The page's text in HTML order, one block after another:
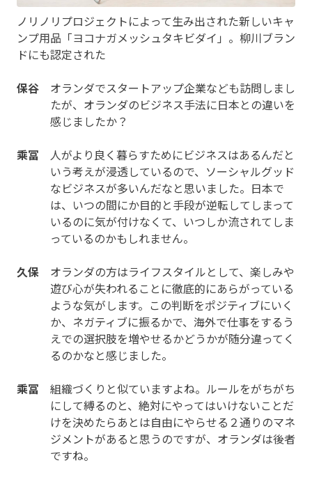
ノリノリプロジェクトによって生み出された新しいキャ
ンプ用品「ヨコナガメッシュタキビダイ」。柳川ブラン
ドにも認定された
保谷 オランダでスタートアップ企業なども訪問しまし
たが、オランダのビジネス手法に日本との違いを
感じましたか？
乘冨 人がより良く暮らすためにビジネスはあるんだと
いう考えが浸透しているので、ソーシャルグッド
なビジネスが多いんだなと思いました。日本で
は、いつの間にか目的と手段が逆転してしまって
いるのに気が付けなくて、いつしか流されてしま
っているのかもしれません。
久保 オランダの方はライフスタイルとして、楽しみや
遊び心が失われることに徹底的にあらがっている
ような気がします。この判断をポジティブにいく
か、ネガティブに振るかで、海外で仕事をするう
えでの選択肢を増やせるかどうかが随分違ってく
るのかなと感じました。
乘冨 組織づくりと似ていますよね。ルールをがちがち
にして縛るのと、絶対にやってはいけないことだ
けを決めたらあとは自由にやらせる２通りのマネ
ジメントがあると思うのですが、オランダは後者
ですね。